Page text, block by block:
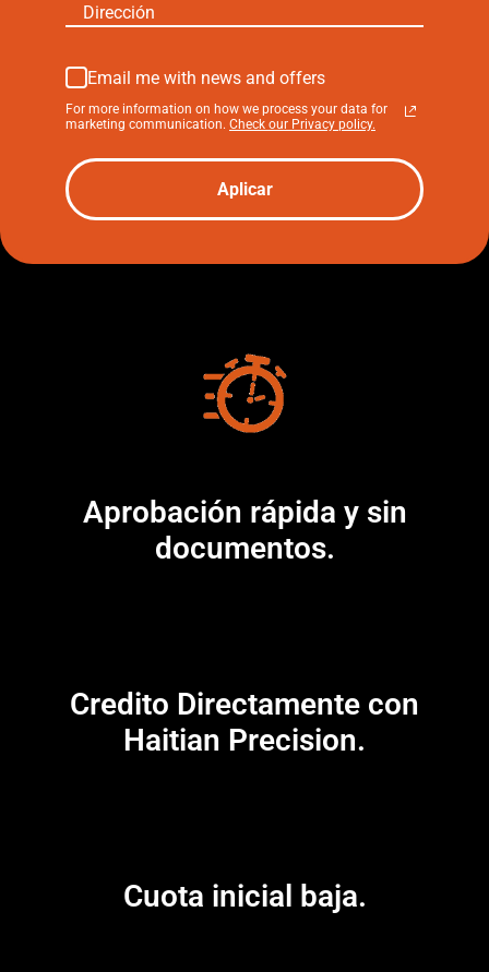
Email me with news and offers
For more information on how we process your data for
marketing communication. Check our Privacy policy.
Aplicar
Aprobación rápida y sin
documentos.
Credito Directamente con
Haitian Precision.
Cuota inicial baja.